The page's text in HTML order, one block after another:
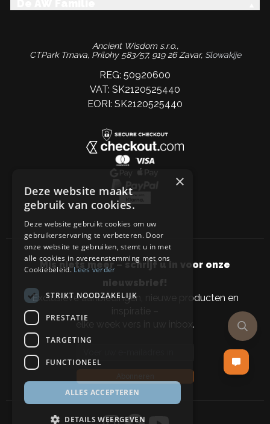
Ancient Wisdom s.r.o.,
CTPark Trnava, Prílohy 583/57, 919 26 Zavar, Slowakije
REG: 50920600
VAT: SK2120525440
EORI: SK2120525440
Mis niets meer – schrijf u in voor onze
nieuwsbrief!
Exclusieve aanbiedingen, nieuwe producten en
inspiratie –
elke week vers in uw inbox.
×
Deze website maakt
gebruik van cookies.
Deze website gebruikt cookies om uw
gebruikerservaring te verbeteren. Door
onze website te gebruiken, stemt u in met
alle cookies in overeenstemming met ons
Cookiebeleid.Lees verder
STRIKT NOODZAKELIJK
PRESTATIE
TARGETING
FUNCTIONEEL
ALLES ACCEPTEREN
DETAILS WEERGEVEN